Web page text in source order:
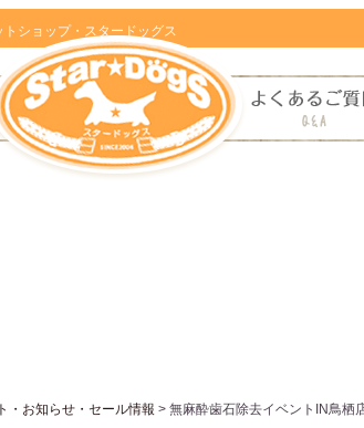
ショップ・スタードッグス
・お知らせ・セール情報 > 無麻酔歯石除去イベントIN鳥栖